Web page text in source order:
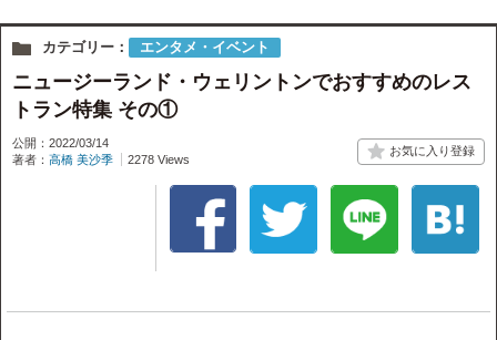
カテゴリー： エンタメ・イベント
ニュージーランド・ウェリントンでおすすめのレス
トラン特集 その①
公開：2022/03/14
著者： 高橋 美沙季 2278 Views